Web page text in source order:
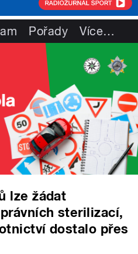
Pořady Více…
lze žádat
sterilizací,
dostalo přes